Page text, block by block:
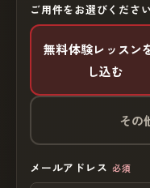
ご用件をお選びください
無料体験レッスン
し込む
その
メールアドレス 必須